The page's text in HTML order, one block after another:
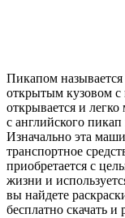
Пикапом
открытым кузовом с
открывается и
с английского
Изначально эта
транспортное
приобретается с
жизни и
вы найдете
бесплатно скачать и